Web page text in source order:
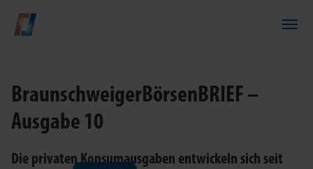
Zum Hauptinhalt springen
BraunschweigerBörsenBRIEF –
Ausgabe 10
Die privaten Konsumausgaben entwickeln sich seit